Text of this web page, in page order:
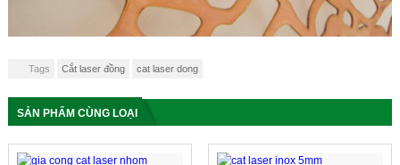
Tags Cắt laser đồng cat laser dong
SẢN PHẨM CÙNG LOẠI